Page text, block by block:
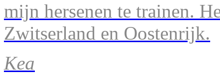
mijn hersenen te trainen.
Zwitserland en Oostenrijk.
Kea